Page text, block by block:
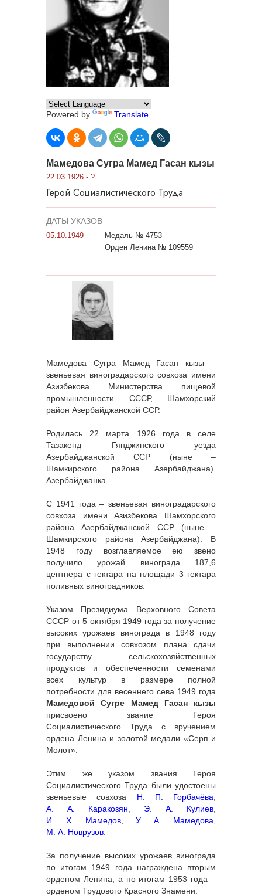
Powered by Translate
Мамедова Сугра Мамед Гасан кызы
22.03.1926 - ?
Герой Социалистического Труда
ДАТЫ УКАЗОВ
05.10.1949
Медаль № 4753
Орден Ленина № 109559
Мамедова Сугра Мамед Гасан кызы –
звеньевая виноградарского совхоза имени
Азизбекова Министерства пищевой
промышленности СССР, Шамхорский
район Азербайджанской ССР.
Родилась 22 марта 1926 года в селе
Тазакенд Гянджинского уезда
Азербайджанской ССР (ныне –
Шамкирского района Азербайджана).
Азербайджанка.
С 1941 года – звеньевая виноградарского
совхоза имени Азизбекова Шамхорского
района Азербайджанской ССР (ныне –
Шамкирского района Азербайджана). В
1948 году возглавляемое ею звено
получило урожай винограда 187,6
центнера с гектара на площади 3 гектара
поливных виноградников.
Указом Президиума Верховного Совета
СССР от 5 октября 1949 года за получение
высоких урожаев винограда в 1948 году
при выполнении совхозом плана сдачи
государству сельскохозяйственных
продуктов и обеспеченности семенами
всех культур в размере полной
потребности для весеннего сева 1949 года
Мамедовой Сугре Мамед Гасан кызы
присвоено звание Героя
Социалистического Труда с вручением
ордена Ленина и золотой медали «Серп и
Молот».
Этим же указом звания Героя
Социалистического Труда были удостоены
звеньевые совхоза Н. П. Горбачёва
А. А. Каракозян
Э. А. Кулиев
И. Х. Мамедов
У. А. Мамедова
М. А. Новрузов
За получение высоких урожаев винограда
по итогам 1949 года награждена вторым
орденом Ленина, а по итогам 1953 года –
орденом Трудового Красного Знамени.